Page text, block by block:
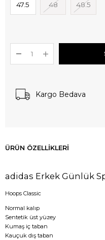
47.5 48 48.5
Kargo Bedava
ÜRÜN ÖZELLIKLERI
adidas Erkek Günlük
Hoops Classic
Normal kalıp
Sentetik üst yüzey
Kumaş iç taban
Kauçuk dış taban